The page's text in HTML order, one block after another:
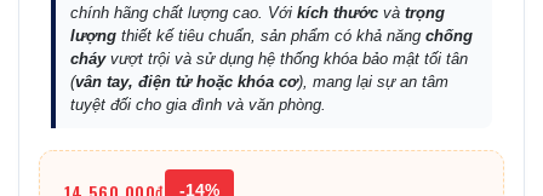
chính hãng chất lượng cao. Với kích thước và trọng
lượng thiết kế tiêu chuẩn, sản phẩm có khả năng chống
cháyvượt trội và sử dụng hệ thống khóa bảo mật tối tân
(vân tay, điện tử hoặc khóa cơ), mang lại sự an tâm
tuyệt đối cho gia đình và văn phòng.
-14%